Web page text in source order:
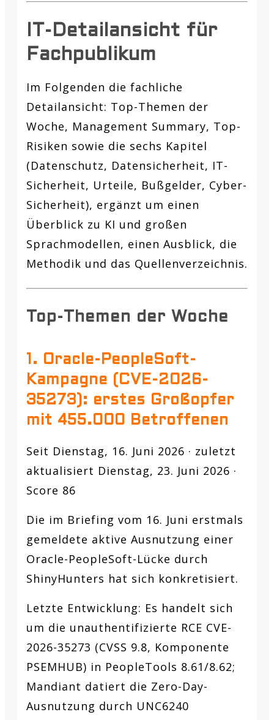
IT-Detailansicht für
Fachpublikum
Im Folgenden die fachliche
Detailansicht: Top-Themen der
Woche, Management Summary, Top-
Risiken sowie die sechs Kapitel
(Datenschutz, Datensicherheit, IT-
Sicherheit, Urteile, Bußgelder, Cyber-
Sicherheit), ergänzt um einen
Überblick zu KI und großen
Sprachmodellen, einen Ausblick, die
Methodik und das Quellenverzeichnis.
Top-Themen der Woche
1. Oracle-PeopleSoft-
Kampagne (CVE-2026-
35273): erstes Großopfer
mit 455.000 Betroffenen
Seit Dienstag, 16. Juni 2026 · zuletzt
aktualisiert Dienstag, 23. Juni 2026 ·
Score 86
Die im Briefing vom 16. Juni erstmals
gemeldete aktive Ausnutzung einer
Oracle-PeopleSoft-Lücke durch
ShinyHunters hat sich konkretisiert.
Letzte Entwicklung: Es handelt sich
um die unauthentifizierte RCE CVE-
2026-35273 (CVSS 9.8, Komponente
PSEMHUB) in PeopleTools 8.61/8.62;
Mandiant datiert die Zero-Day-
Ausnutzung durch UNC6240